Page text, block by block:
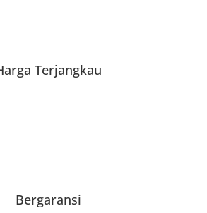
Terjangkau
Bergaransi